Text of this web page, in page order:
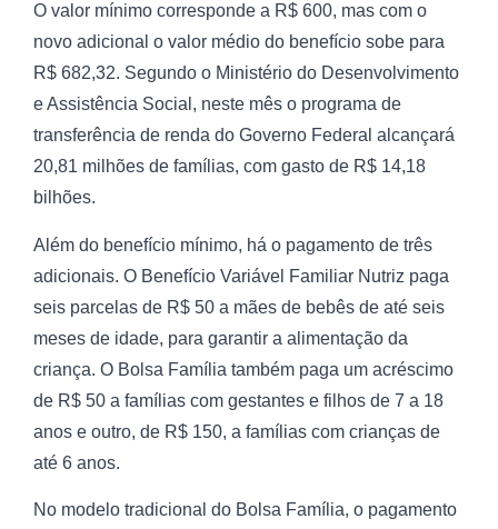
O valor mínimo corresponde a R$ 600, mas com o
novo adicional o valor médio do benefício sobe para
R$ 682,32. Segundo o Ministério do Desenvolvimento
e Assistência Social, neste mês o programa de
transferência de renda do Governo Federal alcançará
20,81 milhões de famílias, com gasto de R$ 14,18
bilhões.
Além do benefício mínimo, há o pagamento de três
adicionais. O Benefício Variável Familiar Nutriz paga
seis parcelas de R$ 50 a mães de bebês de até seis
meses de idade, para garantir a alimentação da
criança. O Bolsa Família também paga um acréscimo
de R$ 50 a famílias com gestantes e filhos de 7 a 18
anos e outro, de R$ 150, a famílias com crianças de
até 6 anos.
No modelo tradicional do Bolsa Família, o pagamento